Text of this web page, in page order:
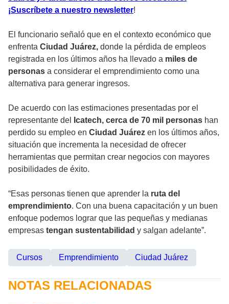
¡Suscríbete a nuestro newsletter!
El funcionario señaló que en el contexto económico que
enfrenta Ciudad Juárez, donde la pérdida de empleos
registrada en los últimos años ha llevado a miles de
personas a considerar el emprendimiento como una
alternativa para generar ingresos.
De acuerdo con las estimaciones presentadas por el
representante del
Icatech, cerca de 70 mil personas han
perdido su empleo en Ciudad Juárez en los últimos años,
situación que incrementa la necesidad de ofrecer
herramientas que permitan crear negocios con mayores
posibilidades de éxito.
“Esas personas tienen que aprender la ruta del
emprendimiento. Con una buena capacitación y un buen
enfoque podemos lograr que las pequeñas y medianas
empresas tengan sustentabilidad y salgan adelante”.
Cursos Emprendimiento Ciudad Juárez
NOTAS RELACIONADAS